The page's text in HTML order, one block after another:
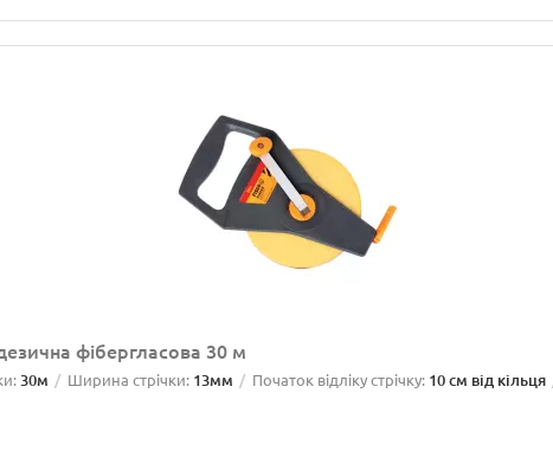
фібергласова 30 м
30м Ширина стрічки: 13мм Початок відліку стрічку: 10 см від кільця